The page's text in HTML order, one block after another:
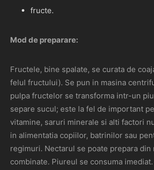
fructe.
Mod de preparare:
Fructele, bine spalate, se curata de
felul fructului). Se pun in masina
pulpa fructelor se transforma intr-un
separe sucul; este la fel de important
vitamine, saruri minerale si alti factori
in alimentatia copiilor, batrinilor sau
regimuri. Nectarul se poate prepara din
combinate. Piureul se consuma imediat.